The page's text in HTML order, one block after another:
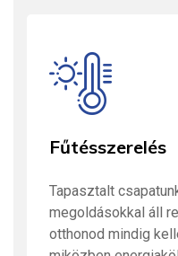
Fűtésszerelés
Tapasztalt
megoldásokkal áll
otthonod mindig